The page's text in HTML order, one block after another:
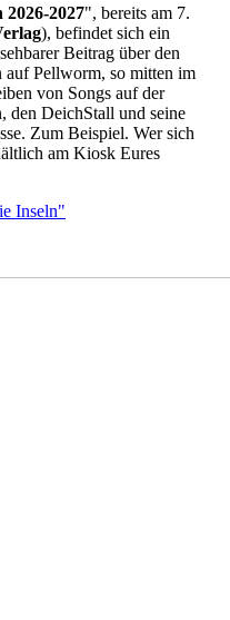
2026-2027", bereits am 7.
), befindet sich ein
Beitrag über den
Pellworm, so mitten im
von Songs auf der
den DeichStall und seine
Zum Beispiel. Wer sich
am Kiosk Eures
Inseln"